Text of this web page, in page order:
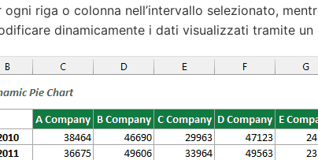
riga o colonna nell’intervallo selezionato,
dinamicamente i dati visualizzati tramite un